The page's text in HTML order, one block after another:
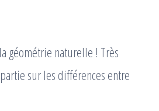
géométrie naturelle ! Très
sur les différences entre